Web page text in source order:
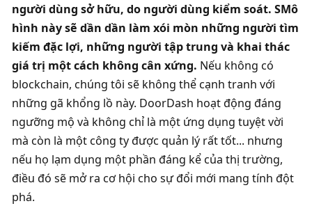
người dùng sở hữu, do người dùng kiểm soát. SMô
hình này sẽ dần dần làm xói mòn những người tìm
kiếm đặc lợi, những người tập trung và khai thác
giá trị một cách không cân xứng. Nếu không có
blockchain, chúng tôi sẽ không thể cạnh tranh với
những gã khổng lồ này. DoorDash hoạt động đáng
ngưỡng mộ và không chỉ là một ứng dụng tuyệt vời
mà còn là một công ty được quản lý rất tốt... nhưng
nếu họ lạm dụng một phần đáng kể của thị trường,
điều đó sẽ mở ra cơ hội cho sự đổi mới mang tính đột
phá.